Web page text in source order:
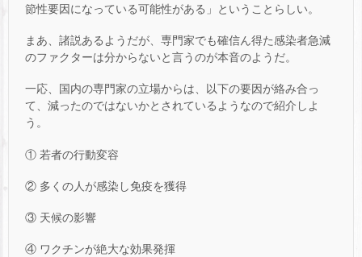
節性要因になっている可能性がある」ということらしい。
まあ、諸説あるようだが、専門家でも確信ん得た感染者急減
のファクターは分からないと言うのが本音のようだ。
一応、国内の専門家の立場からは、以下の要因が絡み合っ
て、減ったのではないかとされているようなので紹介しよ
う。
① 若者の行動変容
② 多くの人が感染し免疫を獲得
③ 天候の影響
④ ワクチンが絶大な効果発揮